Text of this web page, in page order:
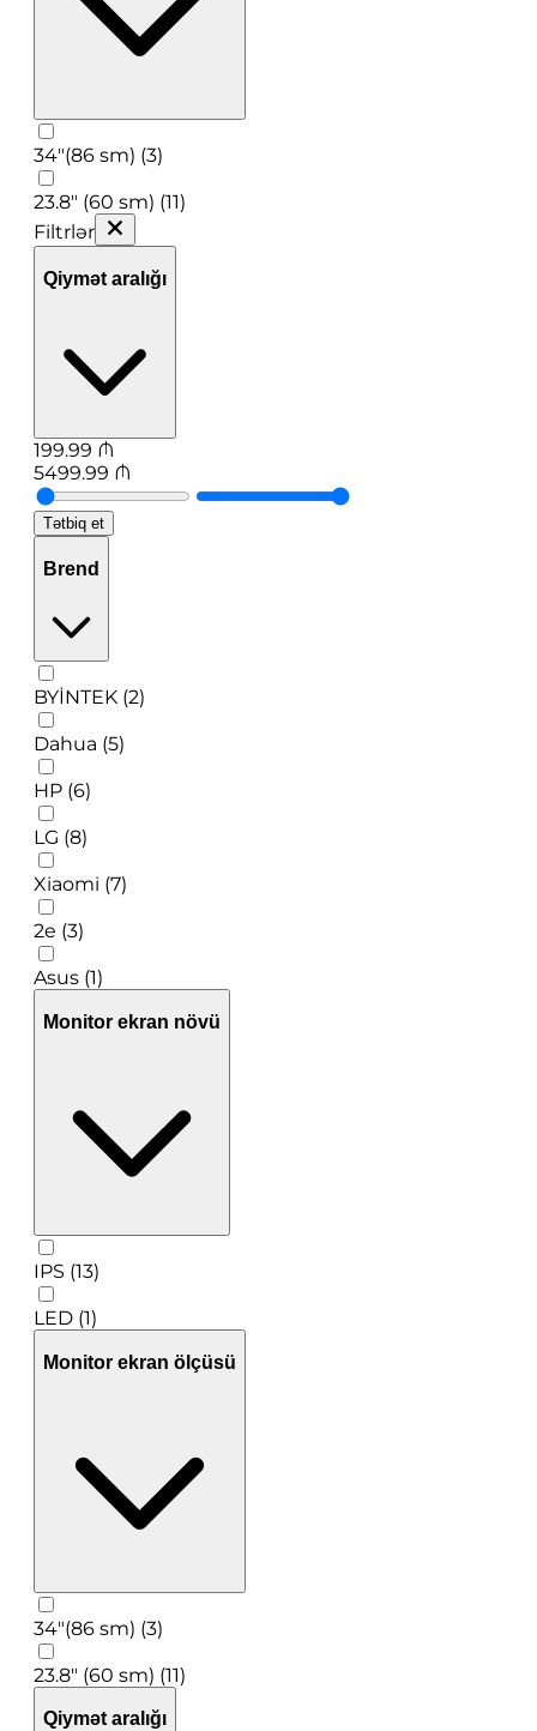
34"(86 sm) (3)
23.8" (60 sm) (11)
Filtrlər
Qiymət aralığı
199.99 ₼
5499.99 ₼
Tətbiq et
Brend
BYİNTEK (2)
Dahua (5)
HP (6)
LG (8)
Xiaomi (7)
2e (3)
Asus (1)
Monitor ekran növü
IPS (13)
LED (1)
Monitor ekran ölçüsü
34"(86 sm) (3)
23.8" (60 sm) (11)
Qiymət aralığı